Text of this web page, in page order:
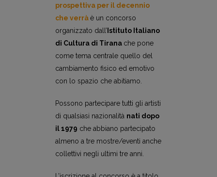
prospettiva per il decennio
che verràè un concorso
organizzato dall’ Istituto Italiano
di Cultura di Tirana che pone
come tema centrale quello del
cambiamento fisico ed emotivo
con lo spazio che abitiamo.
Possono partecipare tutti gli artisti
di qualsiasi nazionalità nati dopo
il 1979 che abbiano partecipato
almeno a tre mostre/eventi anche
collettivi negli ultimi tre anni.